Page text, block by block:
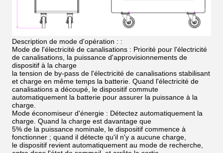
Description de mode d'opération : :
Mode de l'électricité de canalisations : Priorité pour l'électricité
de canalisations, la puissance d'approvisionnements de
dispositif à la charge
la tension de by-pass de l'électricité de canalisations stabilisant
et charge en même temps la batterie. Quand l'électricité de
canalisations a découpé, le dispositif commute
automatiquement la batterie pour assurer la puissance à la
charge.
Mode économiseur d'énergie : Détectez automatiquement la
charge. Quand la charge est davantage que
5% de la puissance nominale, le dispositif commence à
fonctionner ; quand il détecte qu'il n'y a aucune charge,
le dispositif revient automatiquement au mode de recherche,